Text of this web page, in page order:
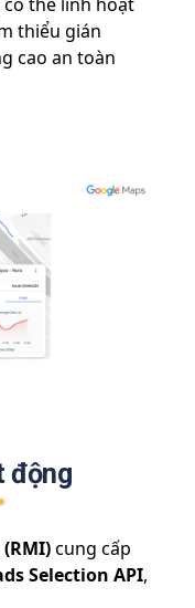
thiểu gián
cao an toàn
động
cung cấp
Selection API,